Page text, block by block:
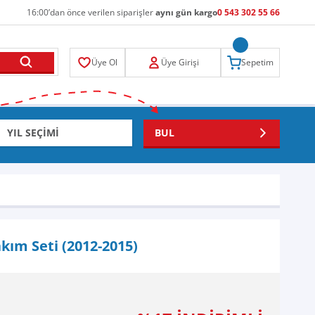
16:00’dan önce verilen siparişleraynı gün kargo0 543 302 55 66
Üye Ol Üye Girişi Sepetim
BUL
Seti (2012-2015)